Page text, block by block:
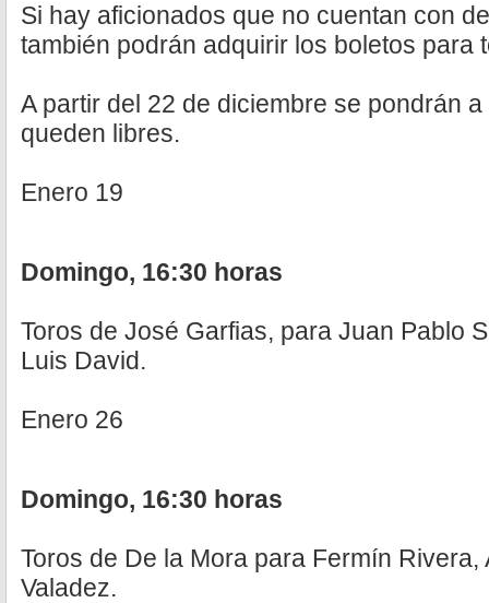
Si hay aficionados que no cuentan con
también podrán adquirir los boletos para
A partir del 22 de diciembre se pondrán
queden libres.
Enero 19
Domingo, 16:30 horas
Toros de José Garfias, para Juan Pablo
Luis David.
Enero 26
Domingo, 16:30 horas
Toros de De la Mora para Fermín
Valadez.